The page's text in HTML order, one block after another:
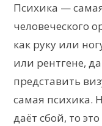
Психика —
человеческого
как руку или
или рентгене,
представить
самая психика.
даёт сбой, то